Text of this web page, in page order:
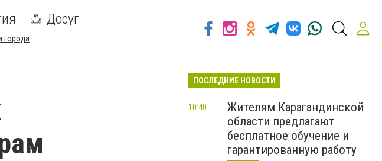
Досуг
города
ПОСЛЕДНИЕ НОВОСТИ
Жителям Карагандинской
области предлагают
бесплатное обучение и
гарантированную работу
10:40